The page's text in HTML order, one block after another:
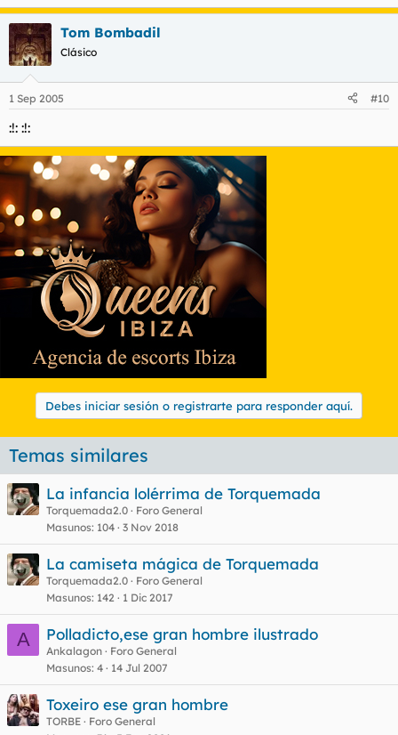
Tom Bombadil
Clásico
1 Sep 2005 #10
:!: :!:
Debes iniciar sesión o registrarte para responder aquí.
Temas similares
La infancia lolérrima de Torquemada
Torquemada2.0
Foro General
Masunos 104 3 Nov 2018
La camiseta mágica de Torquemada
Torquemada2.0
Foro General
Masunos 142 1 Dic 2017
A Polladicto,ese gran hombre ilustrado
Ankalagon
Foro General
Masunos 4 14 Jul 2007
Toxeiro ese gran hombre
TORBE
Foro General